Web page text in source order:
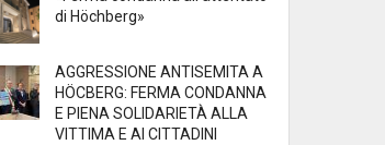
di Höchberg»
AGGRESSIONE ANTISEMITA A
HÖCBERG: FERMA CONDANNA
E PIENA SOLIDARIETÀ ALLA
VITTIMA E AI CITTADINI